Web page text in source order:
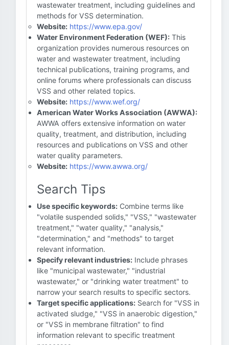
wastewater treatment, including guidelines and
methods for VSS determination.
Website: https://www.epa.gov/
Water Environment Federation (WEF): This
organization provides numerous resources on
water and wastewater treatment, including
technical publications, training programs, and
online forums where professionals can discuss
VSS and other related topics.
Website: https://www.wef.org/
American Water Works Association (AWWA):
AWWA offers extensive information on water
quality, treatment, and distribution, including
resources and publications on VSS and other
water quality parameters.
Website: https://www.awwa.org/
Search Tips
Use specific keywords: Combine terms like
"volatile suspended solids," "VSS," "wastewater
treatment," "water quality," "analysis,"
"determination," and "methods" to target
relevant information.
Specify relevant industries: Include phrases
like "municipal wastewater," "industrial
wastewater," or "drinking water treatment" to
narrow your search results to specific sectors.
Target specific applications: Search for "VSS in
activated sludge," "VSS in anaerobic digestion,"
or "VSS in membrane filtration" to find
information relevant to specific treatment